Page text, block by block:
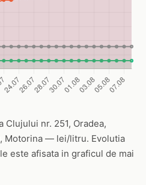
Clujului nr. 251, Oradea,
Motorina — lei/litru. Evolutia
este afisata in graficul de mai